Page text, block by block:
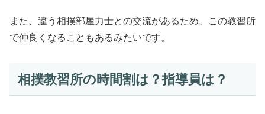
また、違う相撲部屋力士との交流があるため、この教習所
で仲良くなることもあるみたいです。
相撲教習所の時間割は？指導員は？